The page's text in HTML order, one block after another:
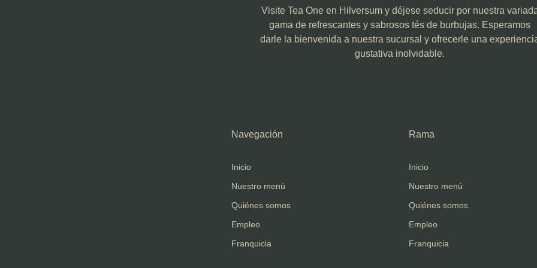
Visite Tea One en Hilversum y déjese seducir por nuestra
gama de refrescantes y sabrosos tés de burbujas. Esperamos
darle la bienvenida a nuestra sucursal y ofrecerle una
gustativa inolvidable.
Navegación
Inicio
Nuestro menú
Quiénes somos
Empleo
Franquicia
Rama
Inicio
Nuestro menú
Quiénes somos
Empleo
Franquicia